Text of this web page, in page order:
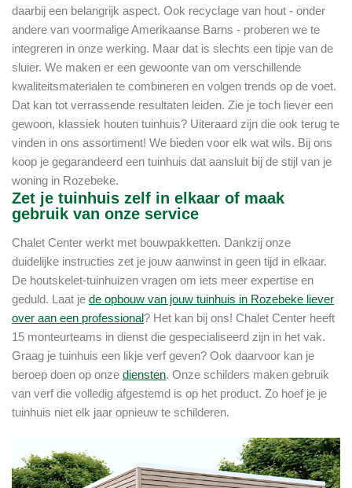
daarbij een belangrijk aspect. Ook recyclage van hout - onder
andere van voormalige Amerikaanse Barns - proberen we te
integreren in onze werking. Maar dat is slechts een tipje van de
sluier. We maken er een gewoonte van om verschillende
kwaliteitsmaterialen te combineren en volgen trends op de voet.
Dat kan tot verrassende resultaten leiden. Zie je toch liever een
gewoon, klassiek houten tuinhuis? Uiteraard zijn die ook terug te
vinden in ons assortiment! We bieden voor elk wat wils. Bij ons
koop je gegarandeerd een tuinhuis dat aansluit bij de stijl van je
woning in Rozebeke.
Zet je tuinhuis zelf in elkaar of maak
gebruik van onze service
Chalet Center werkt met bouwpakketten. Dankzij onze
duidelijke instructies zet je jouw aanwinst in geen tijd in elkaar.
De houtskelet-tuinhuizen vragen om iets meer expertise en
geduld. Laat je de opbouw van jouw tuinhuis in Rozebeke liever
over aan een professional? Het kan bij ons! Chalet Center heeft
15 monteurteams in dienst die gespecialiseerd zijn in het vak.
Graag je tuinhuis een likje verf geven? Ook daarvoor kan je
beroep doen op onze diensten. Onze schilders maken gebruik
van verf die volledig afgestemd is op het product. Zo hoef je je
tuinhuis niet elk jaar opnieuw te schilderen.